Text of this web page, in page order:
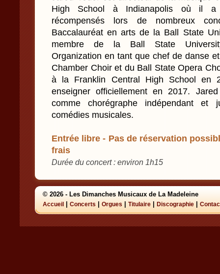
High School à Indianapolis où il a
récompensés lors de nombreux
Baccalauréat en arts de la Ball State
membre de la Ball State
Organization en tant que chef de danse
Chamber Choir et du Ball State Opera
à la Franklin Central High School en
enseigner officiellement en 2017.
comme chorégraphe indépendant et
comédies musicales.
Entrée libre - Pas de réservation
frais
Durée du concert : environ 1h15
© 2026 - Les Dimanches Musicaux de La Madeleine
Accueil Concerts Orgues Titulaire Discographie